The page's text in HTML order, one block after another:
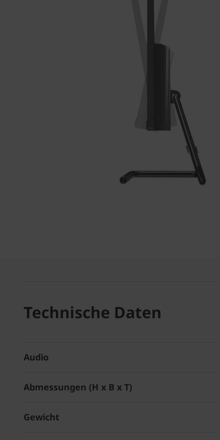
Technische Daten
Audio
Abmessungen (H x B x T)
Gewicht